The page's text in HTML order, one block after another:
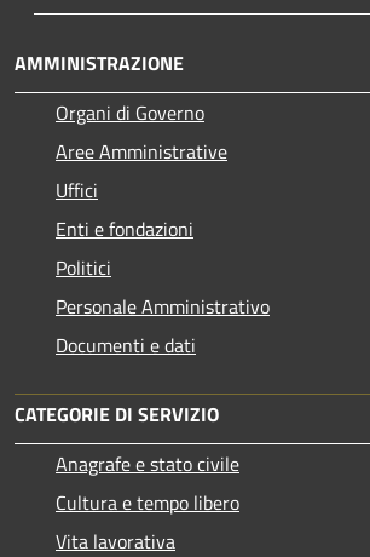
AMMINISTRAZIONE
Organi di Governo
Aree Amministrative
Uffici
Enti e fondazioni
Politici
Personale Amministrativo
Documenti e dati
CATEGORIE DI SERVIZIO
Anagrafe e stato civile
Cultura e tempo libero
Vita lavorativa